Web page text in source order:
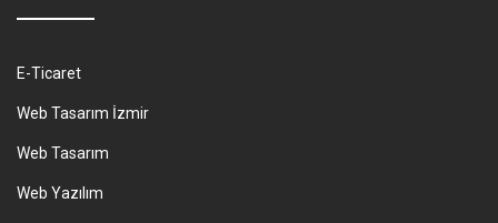
E-Ticaret
Web Tasarım İzmir
Web Tasarım
Web Yazılım